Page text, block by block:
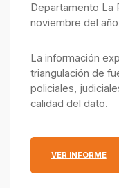
Departamento La
noviembre del
integrado por el
el Ministerio de
La información
triangulación de
policiales,
calidad del dato.
VER INFORME: